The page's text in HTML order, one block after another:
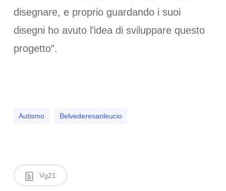
disegnare, e proprio guardando i suoi
disegni ho avuto l’idea di sviluppare questo
progetto”.
Autismo Belvederesanleucio
Vg21